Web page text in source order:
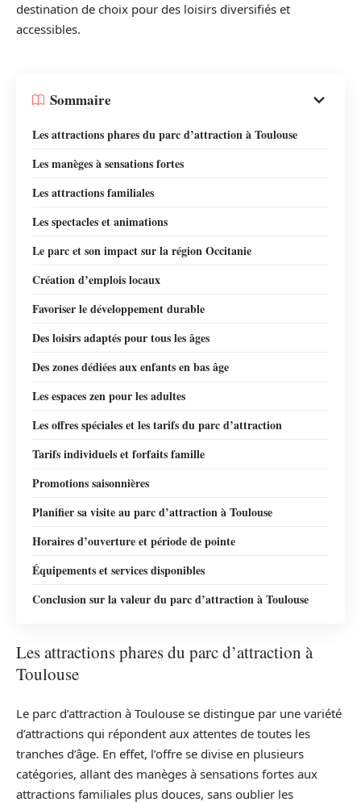
destination de choix pour des loisirs diversifiés et
accessibles.
Sommaire
Les attractions phares du parc d’attraction à Toulouse
Les manèges à sensations fortes
Les attractions familiales
Les spectacles et animations
Le parc et son impact sur la région Occitanie
Création d’emplois locaux
Favoriser le développement durable
Des loisirs adaptés pour tous les âges
Des zones dédiées aux enfants en bas âge
Les espaces zen pour les adultes
Les offres spéciales et les tarifs du parc d’attraction
Tarifs individuels et forfaits famille
Promotions saisonnières
Planifier sa visite au parc d’attraction à Toulouse
Horaires d’ouverture et période de pointe
Équipements et services disponibles
Conclusion sur la valeur du parc d’attraction à Toulouse
Les attractions phares du parc d’attraction à
Toulouse
Le parc d’attraction à Toulouse se distingue par une variété
d’attractions qui répondent aux attentes de toutes les
tranches d’âge. En effet, l’offre se divise en plusieurs
catégories, allant des manèges à sensations fortes aux
attractions familiales plus douces, sans oublier les